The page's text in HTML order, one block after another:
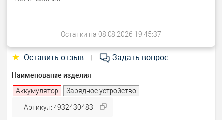
Остатки на 08.08.2026 19:45:37
★ Оставить отзыв Задать вопрос
Наименование изделия
Аккумулятор
Зарядное устройство
Артикул: 4932430483